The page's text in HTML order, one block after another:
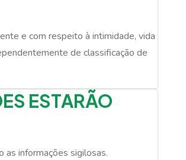
e com respeito à intimidade, vida
de classificação de
ESTARÃO
as informações sigilosas.